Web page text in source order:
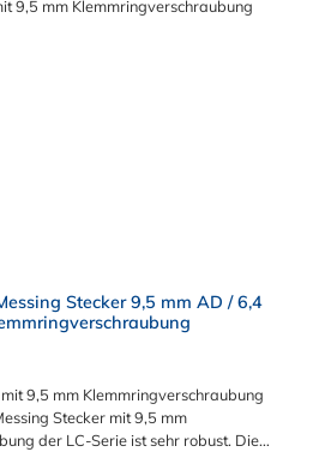
Stecker 9,5 mm AD / 6,4
9,5 mm Klemmringverschraubung
Stecker mit 9,5 mm
der LC-Serie ist sehr robust. Die